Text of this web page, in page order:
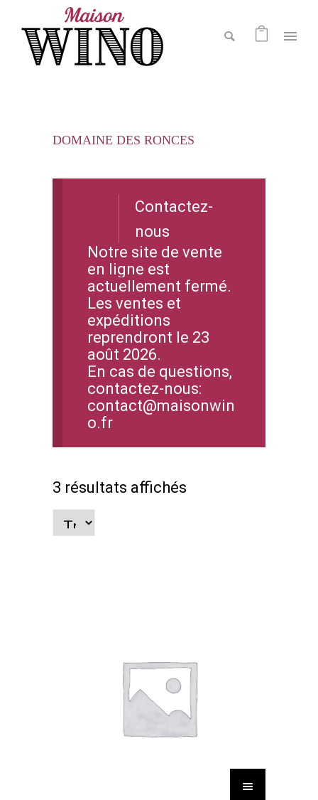
DOMAINE DES RONCES
Contactez-
nous
Notre site de vente
en ligne est
actuellement fermé.
Les ventes et
expéditions
reprendront le 23
août 2026.
En cas de questions,
contactez-nous:
contact@maisonwin
o.fr
3 résultats affichés